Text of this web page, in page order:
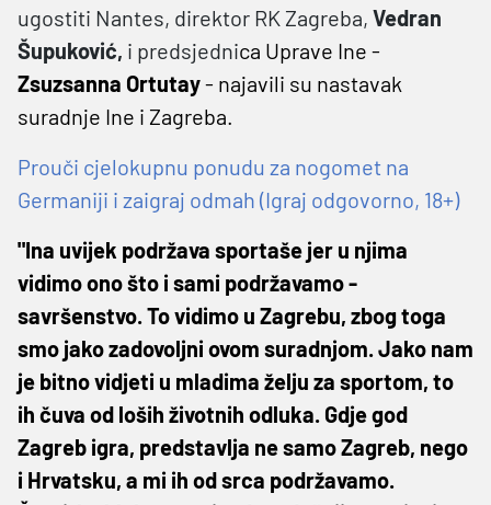
ugostiti Nantes, direktor RK Zagreba, Vedran
Šupuković, i predsjednica Uprave Ine -
Zsuzsanna Ortutay- najavili su nastavak
suradnje Ine i Zagreba.
Prouči cjelokupnu ponudu za nogomet na
Germaniji i zaigraj odmah (Igraj odgovorno, 18+)
"Ina uvijek podržava sportaše jer u njima
vidimo ono što i sami podržavamo -
savršenstvo. To vidimo u Zagrebu, zbog toga
smo jako zadovoljni ovom suradnjom. Jako nam
je bitno vidjeti u mladima želju za sportom, to
ih čuva od loših životnih odluka. Gdje god
Zagreb igra, predstavlja ne samo Zagreb, nego
i Hrvatsku, a mi ih od srca podržavamo.